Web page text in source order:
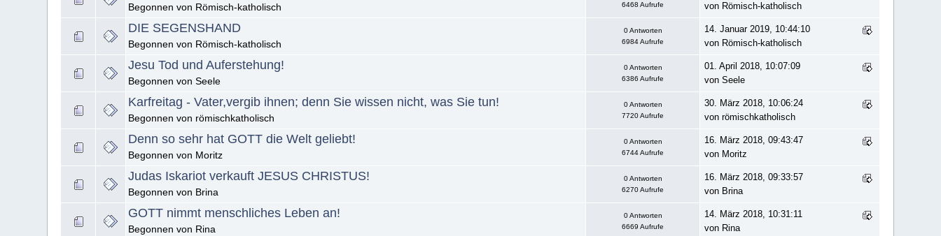
Begonnen von Römisch-katholisch
6468 Aufrufe
von Römisch-katholisch
DIE SEGENSHAND
Begonnen von Römisch-katholisch
0 Antworten
6984 Aufrufe
14. Januar 2019, 10:44:10
von Römisch-katholisch
Jesu Tod und Auferstehung!
Begonnen von Seele
0 Antworten
6386 Aufrufe
01. April 2018, 10:07:09
von Seele
Karfreitag - Vater,vergib ihnen; denn Sie wissen nicht, was Sie tun!
Begonnen von römischkatholisch
0 Antworten
7720 Aufrufe
30. März 2018, 10:06:24
von römischkatholisch
Denn so sehr hat GOTT die Welt geliebt!
Begonnen von Moritz
0 Antworten
6744 Aufrufe
16. März 2018, 09:43:47
von Moritz
Judas Iskariot verkauft JESUS CHRISTUS!
Begonnen von Brina
0 Antworten
6270 Aufrufe
16. März 2018, 09:33:57
von Brina
GOTT nimmt menschliches Leben an!
Begonnen von Rina
0 Antworten
6669 Aufrufe
14. März 2018, 10:31:11
von Rina